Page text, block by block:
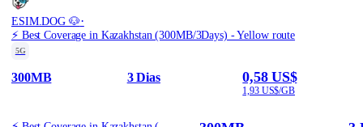
ESIM.DOG 🐶·
⚡️ Best Coverage in Kazakhstan (300MB/3Days) - Yellow route
5G
300MB 3 Dias 0,58 US$
1,93 US$/GB